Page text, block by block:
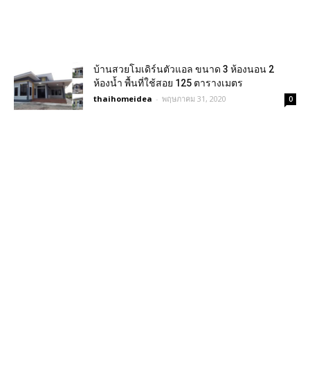
บ้านสวยโมเดิร์นตัวแอล ขนาด 3 ห้องนอน 2
ห้องน้ำ พื้นที่ใช้สอย 125 ตารางเมตร
thaihomeidea - พฤษภาคม 31, 2020 0